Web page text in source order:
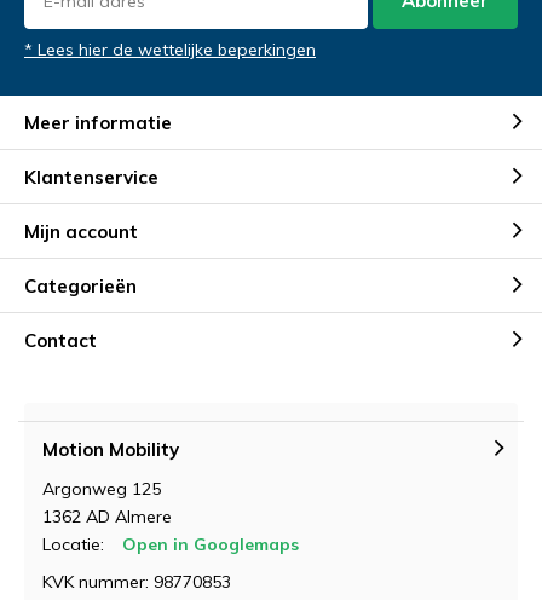
* Lees hier de wettelijke beperkingen
Meer informatie
Klantenservice
Mijn account
Categorieën
Contact
Motion Mobility
Argonweg 125
1362 AD Almere
Locatie:
Open in Googlemaps
KVK nummer: 98770853